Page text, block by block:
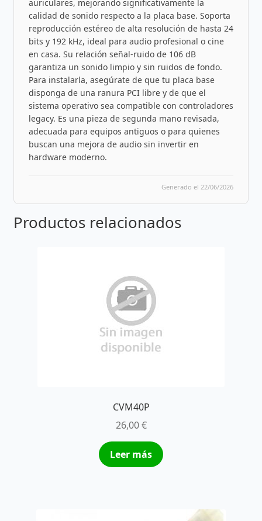
auriculares, mejorando significativamente la
calidad de sonido respecto a la placa base. Soporta
reproducción estéreo de alta resolución de hasta 24
bits y 192 kHz, ideal para audio profesional o cine
en casa. Su relación señal-ruido de 106 dB
garantiza un sonido limpio y sin ruidos de fondo.
Para instalarla, asegúrate de que tu placa base
disponga de una ranura PCI libre y de que el
sistema operativo sea compatible con controladores
legacy. Es una pieza de segunda mano revisada,
adecuada para equipos antiguos o para quienes
buscan una mejora de audio sin invertir en
hardware moderno.
Generado el 22/06/2026
Productos relacionados
CVM40P
26,00€
Leer más